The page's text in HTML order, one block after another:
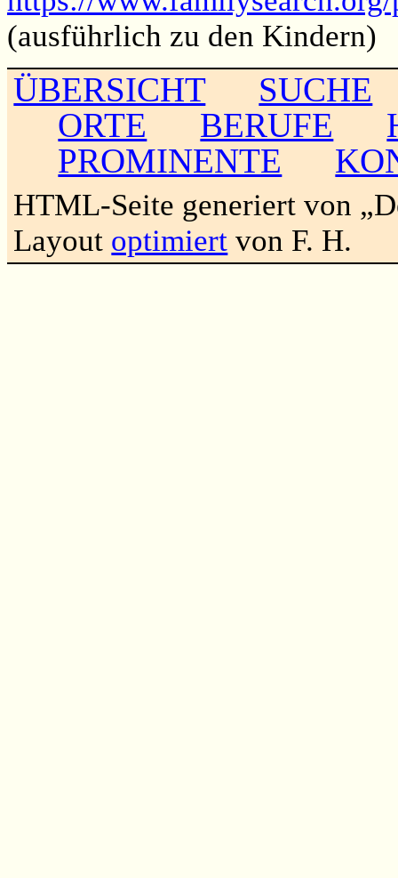
(ausführlich zu den Kindern)
ÜBERSICHT
SUCHE
ORTE
BERUFE
PROMINENTE
HTML-Seite generiert von
Layout optimiert von F. H.